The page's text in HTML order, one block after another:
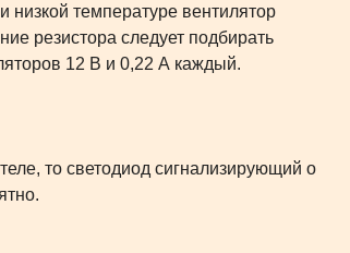
низкой температуре вентилятор
резистора следует подбирать
12 В и 0,22 А каждый.
то светодиод сигнализирующий о